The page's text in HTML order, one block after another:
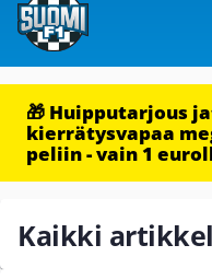
🎁 Huipputarjous
kierrätysvapaa
peliin - vain 1
Kaikki